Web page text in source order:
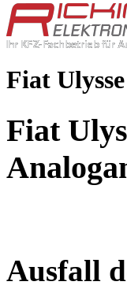
Fiat Ulysse
Fiat
Ausfall